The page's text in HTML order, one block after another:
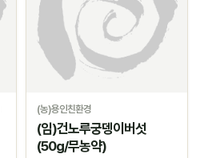
(농)용인친환경
(임)건노루궁뎅이버섯
(50g/무농약)